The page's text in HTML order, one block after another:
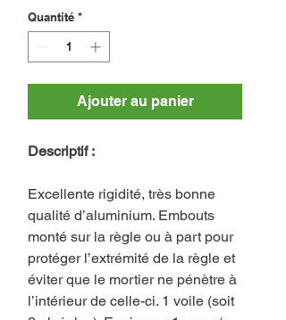
Quantité *
Ajouter au panier
Descriptif :
Excellente rigidité, très bonne
qualité d’aluminium. Embouts
monté sur la règle ou à part pour
protéger l’extrémité de la règle et
éviter que le mortier ne pénètre à
l’intérieur de celle-ci. 1 voile (soit